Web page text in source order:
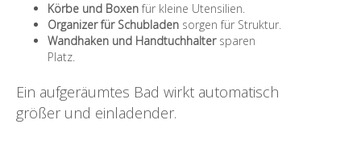
Körbe und Boxenfür kleine Utensilien.
Organizer für Schubladen sorgen für Struktur.
Wandhaken und Handtuchhaltersparen
Platz.
Ein aufgeräumtes Bad wirkt automatisch
größer und einladender.